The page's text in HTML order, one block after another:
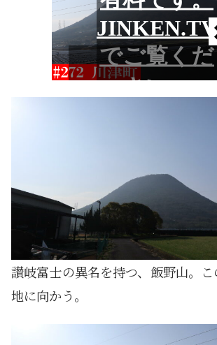
讃岐富士の異名を持つ、飯野山。
地に向かう。